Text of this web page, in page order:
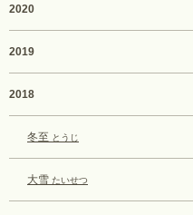
2020
2019
2018
冬至 とうじ
大雪 たいせつ